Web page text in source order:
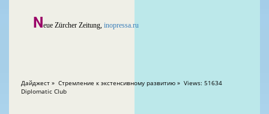
Neue Zürcher Zeitung, inopressa.ru
Дайджест » Cтремление к экстенсивному развитию » Views: 51634
Diplomatic Club